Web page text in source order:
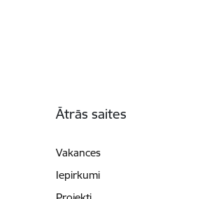
Ātrās saites
Vakances
Iepirkumi